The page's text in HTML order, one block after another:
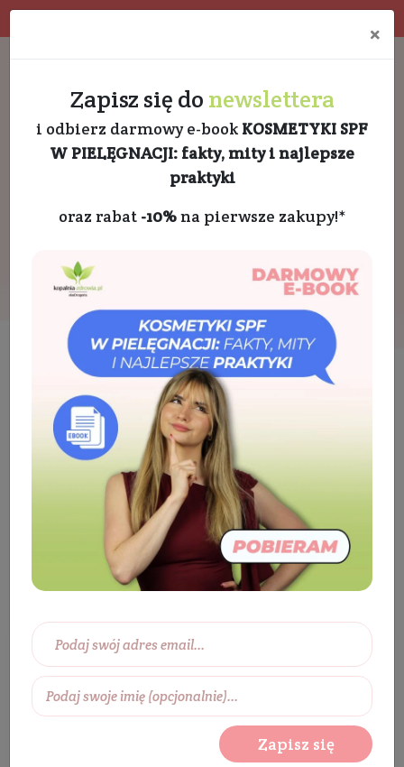
Kosmetyki Ciało
Samoopalacz/Bronzer
Samoopalacz/Bronzer
Wybierz zakres cen:
0 zł 450 zł
Wybierz producentów:
×
Zapisz się do newslettera
i odbierz darmowy e-book KOSMETYKI SPF
W PIELĘGNACJI: fakty, mity i najlepsze
praktyki
oraz rabat -10%na pierwsze zakupy!*
Zapisz się